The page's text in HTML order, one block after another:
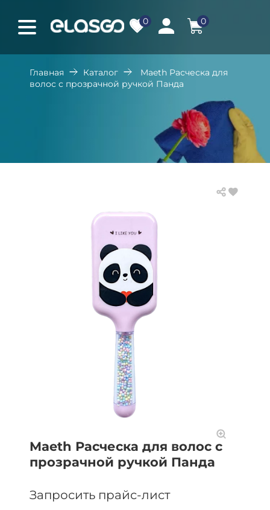
0 0
Главная Каталог
Maeth Расческа для
волос с прозрачной ручкой Панда
Maeth Расческа для волос с
прозрачной ручкой Панда
Запросить прайс-лист